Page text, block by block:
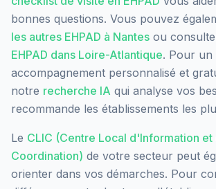
bonnes questions. Vous pouvez
les autres EHPAD à Nantes ou
EHPAD dans Loire-Atlantique. Pour un
accompagnement personnalisé et
notre recherche IA qui analyse vos
recommande les établissements les
Le CLIC (Centre Local d'Information et
Coordination) de votre secteur peut
orienter dans vos démarches. Pour